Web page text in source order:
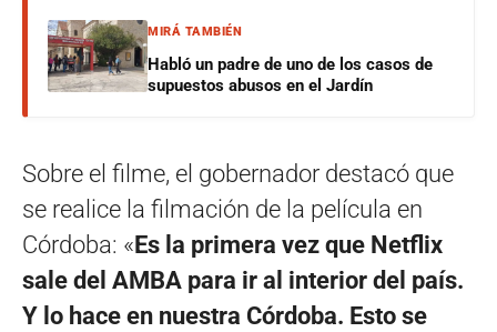
MIRÁ TAMBIÉN
Habló un padre de uno de los casos de
supuestos abusos en el Jardín
Sobre el filme, el gobernador destacó que
se realice la filmación de la película en
Córdoba: «Es la primera vez que Netflix
sale del AMBA para ir al interior del país.
Y lo hace en nuestra Córdoba. Esto se